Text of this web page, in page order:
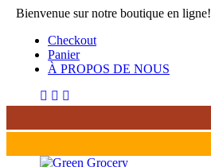
Bienvenue sur notre boutique en ligne!
Checkout
Panier
À PROPOS DE NOUS